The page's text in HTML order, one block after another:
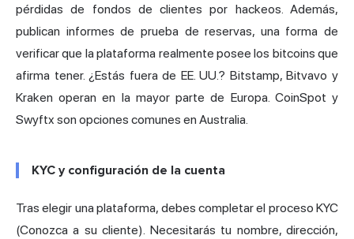
pérdidas de fondos de clientes por hackeos. Además,
publican informes de prueba de reservas, una forma de
verificar que la plataforma realmente posee los bitcoins que
afirma tener. ¿Estás fuera de EE. UU.? Bitstamp, Bitvavo y
Kraken operan en la mayor parte de Europa. CoinSpot y
Swyftx son opciones comunes en Australia.
KYC y configuración de la cuenta
Tras elegir una plataforma, debes completar el proceso KYC
(Conozca a su cliente). Necesitarás tu nombre, dirección,